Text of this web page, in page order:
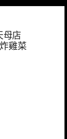
母店
雞菜